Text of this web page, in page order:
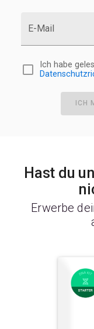
E-Mail
Ich habe
ICH
Hast du
Erwerbe